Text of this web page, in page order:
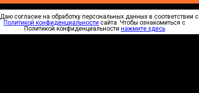
Даю согласие на обработку персональных данных в соответствии с
Политикой конфиденциальности сайта. Чтобы ознакомиться с
Политикой конфиденциальности нажмите здесь